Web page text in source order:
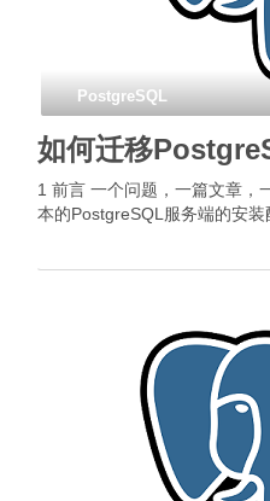
PostgreSQL
如何迁移
1 前言 一个问题，一篇文章，
本的PostgreSQL服务端的安装